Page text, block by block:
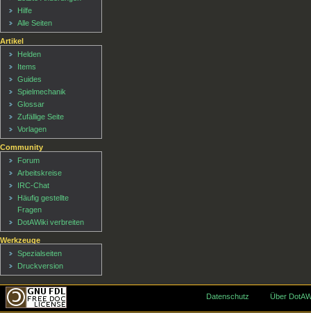
Hilfe
Alle Seiten
Artikel
Helden
Items
Guides
Spielmechanik
Glossar
Zufällige Seite
Vorlagen
Community
Forum
Arbeitskreise
IRC-Chat
Häufig gestellte
Fragen
DotAWiki verbreiten
Werkzeuge
Spezialseiten
Druckversion
Datenschutz Über